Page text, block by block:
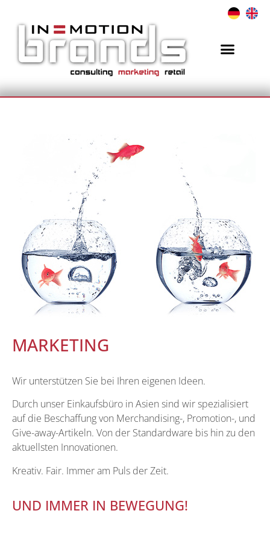
MARKETING
Wir unterstützen Sie bei Ihren eigenen Ideen.
Durch unser Einkaufsbüro in Asien sind wir spezialisiert
auf die Beschaffung von Merchandising-, Promotion-, und
Give-away-Artikeln. Von der Standardware bis hin zu den
aktuellsten Innovationen.
Kreativ. Fair. Immer am Puls der Zeit.
UND IMMER IN BEWEGUNG!